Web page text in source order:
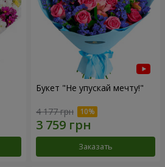
Букет "Не упускай мечту!"
4 177 грн
Заказать